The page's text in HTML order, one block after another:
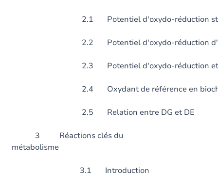
2.1 Potentiel d'oxydo-réduction
2.2 Potentiel d'oxydo-réduction d'une
2.3 Potentiel d'oxydo-réduction et
2.4 Oxydant de référence en
2.5 Relation entre DG et DE
3 Réactions clés du
métabolisme
3.1 Introduction